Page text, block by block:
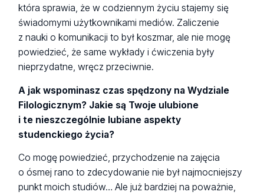
która sprawia, że w codziennym życiu stajemy się
świadomymi użytkownikami mediów. Zaliczenie
z nauki o komunikacji to był koszmar, ale nie mogę
powiedzieć, że same wykłady i ćwiczenia były
nieprzydatne, wręcz przeciwnie.
A jak wspominasz czas spędzony na Wydziale
Filologicznym? Jakie są Twoje ulubione
i te nieszczególnie lubiane aspekty
studenckiego życia?
Co mogę powiedzieć, przychodzenie na zajęcia
o ósmej rano to zdecydowanie nie był najmocniejszy
punkt moich studiów… Ale już bardziej na poważnie,